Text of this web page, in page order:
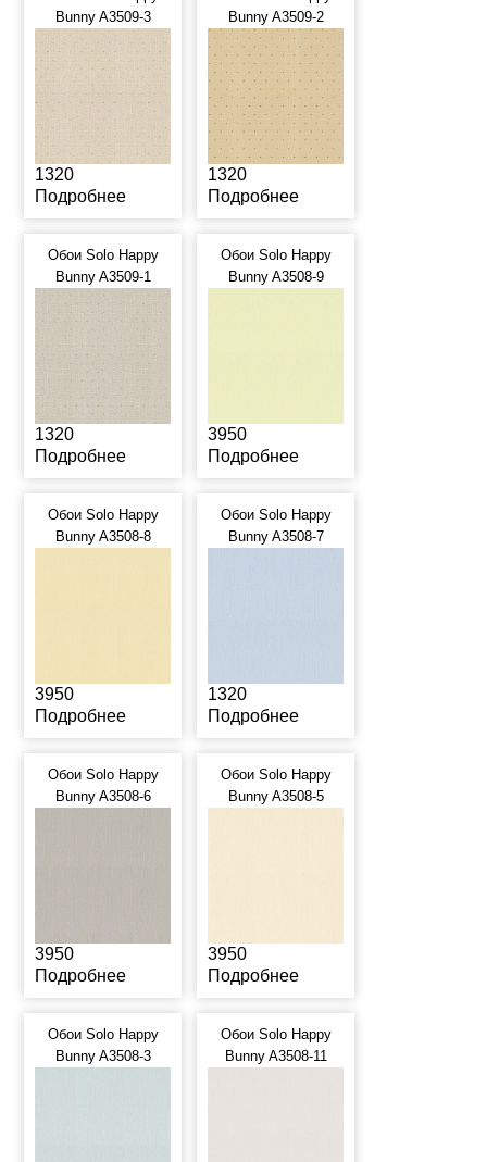
Bunny A3509-3
1320
Подробнее
Bunny A3509-2
1320
Подробнее
Обои Solo Happy
Bunny A3509-1
1320
Подробнее
Обои Solo Happy
Bunny A3508-9
3950
Подробнее
Обои Solo Happy
Bunny A3508-8
3950
Подробнее
Обои Solo Happy
Bunny A3508-7
1320
Подробнее
Обои Solo Happy
Bunny A3508-6
3950
Подробнее
Обои Solo Happy
Bunny A3508-5
3950
Подробнее
Обои Solo Happy
Bunny A3508-3
Обои Solo Happy
Bunny A3508-11